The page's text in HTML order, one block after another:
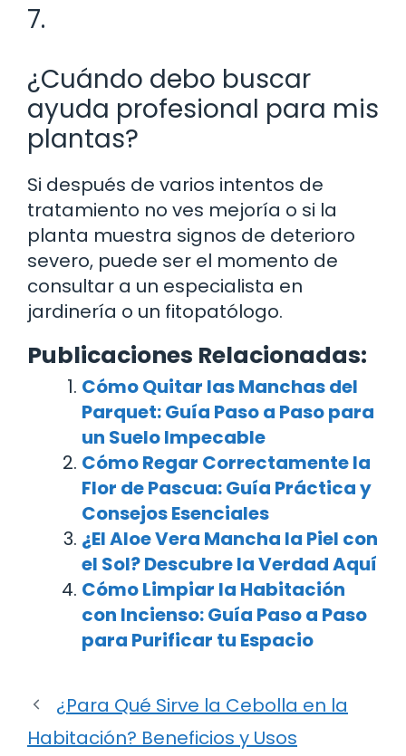
7.
¿Cuándo debo buscar
ayuda profesional para mis
plantas?
Si después de varios intentos de
tratamiento no ves mejoría o si la
planta muestra signos de deterioro
severo, puede ser el momento de
consultar a un especialista en
jardinería o un fitopatólogo.
Publicaciones Relacionadas:
Cómo Quitar las Manchas del
Parquet: Guía Paso a Paso para
un Suelo Impecable
Cómo Regar Correctamente la
Flor de Pascua: Guía Práctica y
Consejos Esenciales
¿El Aloe Vera Mancha la Piel con
el Sol? Descubre la Verdad Aquí
Cómo Limpiar la Habitación
con Incienso: Guía Paso a Paso
para Purificar tu Espacio
¿Para Qué Sirve la Cebolla en la
Habitación? Beneficios y Usos